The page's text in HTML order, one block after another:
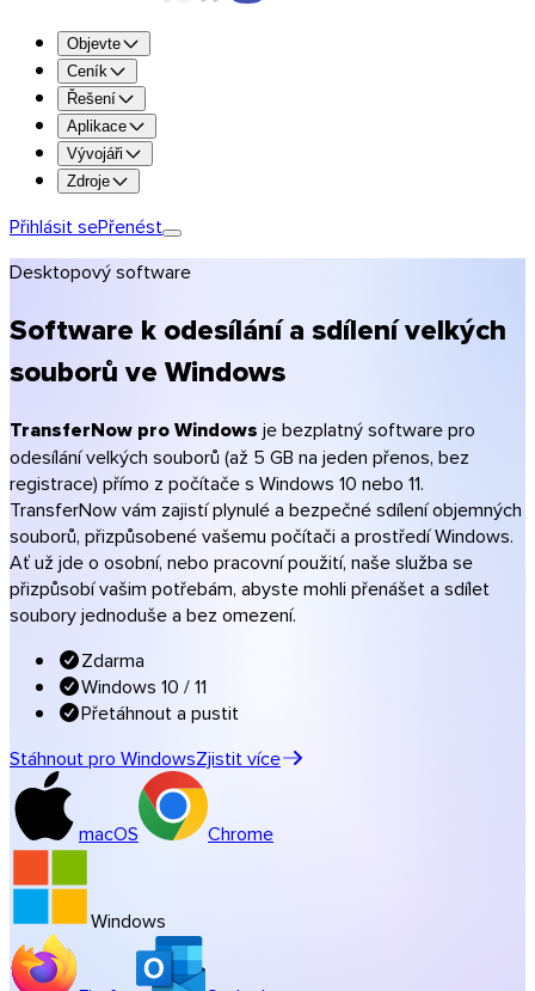
Vyzkoušet Premium
Až 250 GB na přenos
1 TB úložiště
Uchování až 365 dní
Personalizace (logo, barvy)
Získat Premium
Získat Team
Ceník
Fotografové
Videotvůrci a produkce
Kreativní agentury
Architektura a stavebnictví
Účetní
Hudba a studia
Všechna oborová řešení
Přenosy ve vašich barvách
Programy
Objevte
Ceník
Řešení
Aplikace
Vývojáři
Zdroje
Přihlásit sePřenést
Desktopový software
Software k odesílání a sdílení velkých
souborů ve Windows
TransferNow pro Windows je bezplatný software pro
odesílání velkých souborů (až 5 GB na jeden přenos, bez
registrace) přímo z počítače s Windows 10 nebo 11.
TransferNow vám zajistí plynulé a bezpečné sdílení objemných
souborů, přizpůsobené vašemu počítači a prostředí Windows.
Ať už jde o osobní, nebo pracovní použití, naše služba se
přizpůsobí vašim potřebám, abyste mohli přenášet a sdílet
soubory jednoduše a bez omezení.
Zdarma
Windows 10 / 11
Přetáhnout a pustit
Stáhnout pro WindowsZjistit více
macOS Chrome
Windows